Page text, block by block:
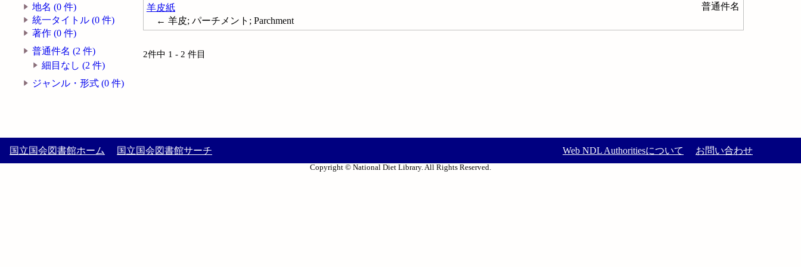
地名 (0 件)
統一タイトル (0 件)
著作 (0 件)
普通件名 (2 件)
細目なし (2 件)
ジャンル・形式 (0 件)
羊皮紙
普通件名
← 羊皮; パーチメント; Parchment
2件中 1 - 2 件目
国立国会図書館ホーム 国立国会図書館サーチ Web NDL Authoritiesについて お問い合わせ
Copyright © National Diet Library. All Rights Reserved.